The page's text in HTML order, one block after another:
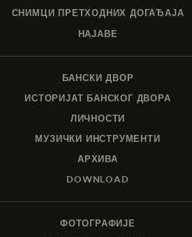
СНИМЦИ ПРЕТХОДНИХ ДОГАЂАЈА
НАЈАВЕ
БАНСКИ ДВОР
ИСТОРИЈАТ БАНСКОГ ДВОРА
ЛИЧНОСТИ
МУЗИЧКИ ИНСТРУМЕНТИ
АРХИВА
DOWNLOAD
ФОТОГРАФИЈЕ